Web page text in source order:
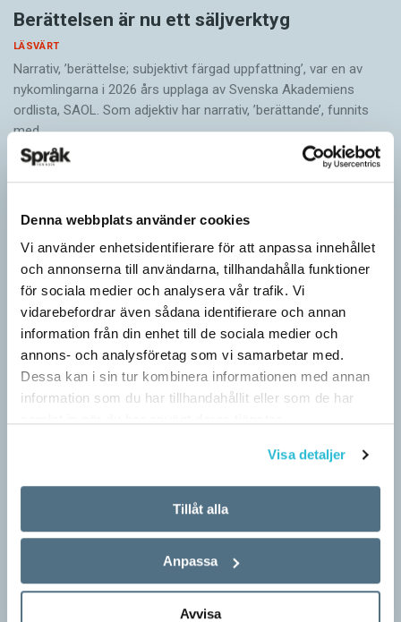
Denna webbplats använder cookies
Vi använder enhetsidentifierare för att anpassa innehållet
och annonserna till användarna, tillhandahålla funktioner
för sociala medier och analysera vår trafik. Vi
vidarebefordrar även sådana identifierare och annan
information från din enhet till de sociala medier och
annons- och analysföretag som vi samarbetar med.
Dessa kan i sin tur kombinera informationen med annan
information som du har tillhandahållit eller som de har
Visa detaljer
Tillåt alla
Anpassa
Avvisa
Berättelsen är nu ett säljverktyg
LÄSVÄRT
Narrativ, ’berättelse; subjektivt färgad uppfattning’, var en av
nykomlingarna i 2026 års upplaga av Svenska Akademiens
ordlista, SAOL. Som adjektiv har narrativ, ’berättande’, funnits
med…
Egna tankar om andras skrivande
LÄSVÄRT
I boken Om skrivande slår psykoanalytikern Per Magnus
Katarina Frostenson och Gunnar Ekelöf samt tänkare som